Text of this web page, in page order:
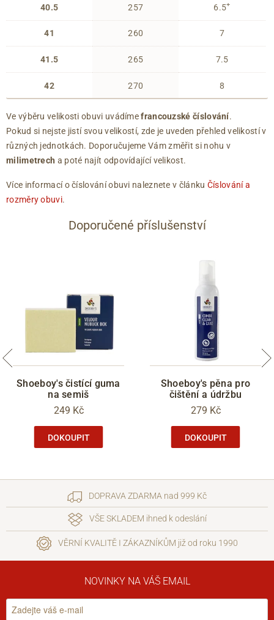
40.5
41
41.5
42
257
260
265
270
6.5+
7
7.5
8
Ve výběru velikosti obuvi uvádímefrancouzské číslování.
Pokud si nejste jistí svou velikostí, zde je uveden přehled velikostí v
různých jednotkách. Doporučujeme Vám změřit si nohu v
milimetrech a poté najít odpovídající velikost.
Více informací o číslování obuvi naleznete v článku Číslování a
rozměry obuvi.
Doporučené příslušenství
Shoeboy's čistící guma
na semiš
249 Kč
DOKOUPIT
Shoeboy's pěna pro
čištění a údržbu
279 Kč
DOKOUPIT
DOPRAVA ZDARMA nad 999 Kč
VŠE SKLADEM ihned k odeslání
VĚRNÍ KVALITĚ I ZÁKAZNÍKŮM již od roku 1990
NOVINKY NA VÁŠ EMAIL